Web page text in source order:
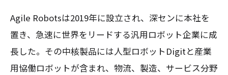
Agile Robotsは2019年に設立され、深センに本社を
置き、急速に世界をリードする汎用ロボット企業に成
長した。その中核製品には人型ロボットDigitと産業
用協働ロボットが含まれ、物流、製造、サービス分野